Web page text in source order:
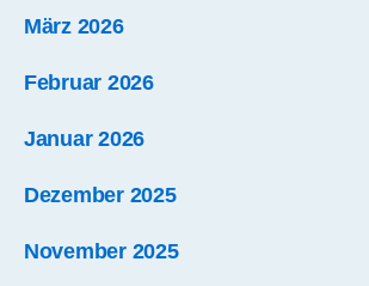
März 2026
Februar 2026
Januar 2026
Dezember 2025
November 2025